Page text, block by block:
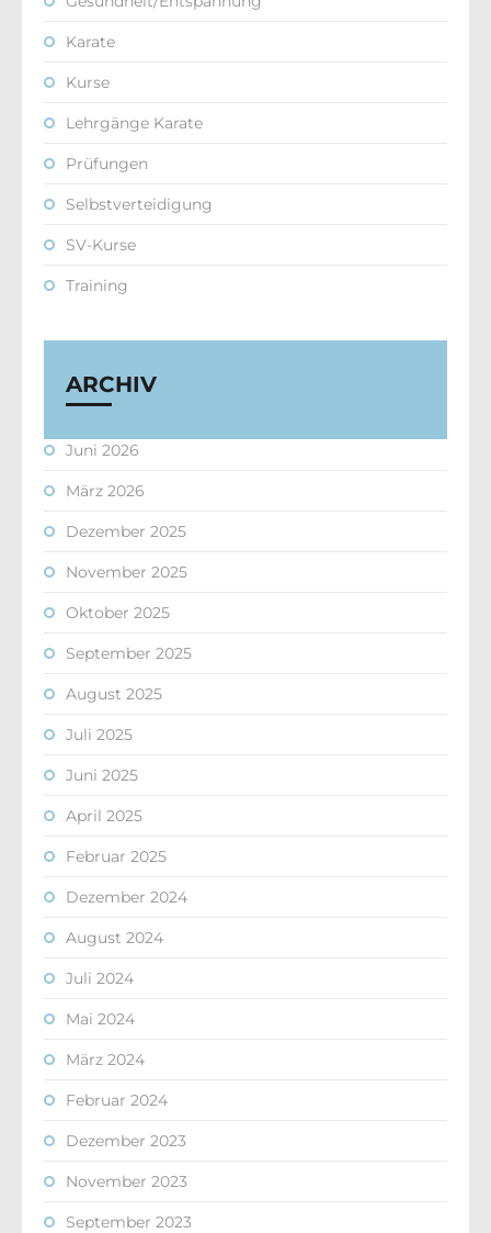
Karate
Kurse
Lehrgänge Karate
Prüfungen
Selbstverteidigung
SV-Kurse
Training
ARCHIV
Juni 2026
März 2026
Dezember 2025
November 2025
Oktober 2025
September 2025
August 2025
Juli 2025
Juni 2025
April 2025
Februar 2025
Dezember 2024
August 2024
Juli 2024
Mai 2024
März 2024
Februar 2024
Dezember 2023
November 2023
September 2023